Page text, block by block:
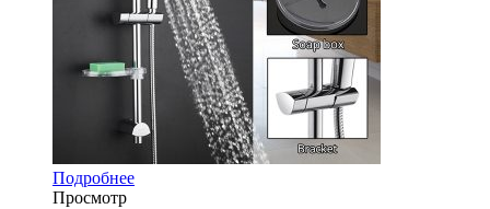
Подробнее
Просмотр